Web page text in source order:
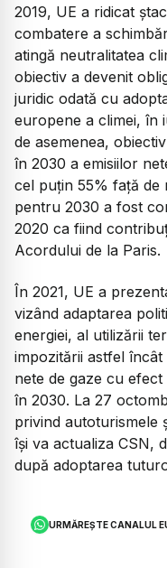
2019, UE a ridicat
combatere a
atingă neutralitatea
obiectiv a devenit
juridic odată cu
europene a climei, în
de asemenea,
în 2030 a emisiilor
cel puţin 55% faţă de
pentru 2030 a fost
2020 ca fiind
Acordului de la Paris.
În 2021, UE a
vizând adaptarea
energiei, al utilizării
impozitării astfel
nete de gaze cu
în 2030. La 27
privind autoturismele
îşi va actualiza CSN,
după adoptarea
URMĂREȘTE CANALUL